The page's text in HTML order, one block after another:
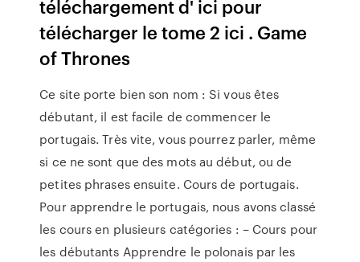
téléchargement d' ici pour
télécharger le tome 2 ici . Game
of Thrones
Ce site porte bien son nom : Si vous êtes
débutant, il est facile de commencer le
portugais. Très vite, vous pourrez parler, même
si ce ne sont que des mots au début, ou de
petites phrases ensuite. Cours de portugais.
Pour apprendre le portugais, nous avons classé
les cours en plusieurs catégories : – Cours pour
les débutants Apprendre le polonais par les